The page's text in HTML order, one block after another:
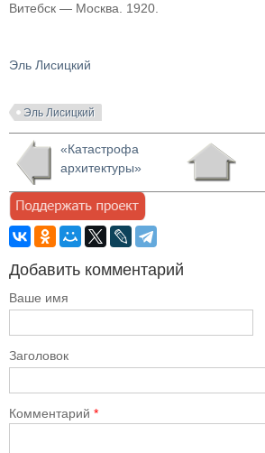
Витебск — Москва. 1920.
Эль Лисицкий
Эль Лисицкий
«Катастрофа
архитектуры»
Добавить комментарий
Ваше имя
Заголовок
Комментарий *